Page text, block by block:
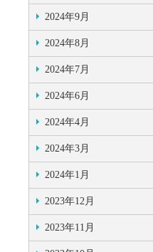
2024年9月
2024年8月
2024年7月
2024年6月
2024年4月
2024年3月
2024年1月
2023年12月
2023年11月